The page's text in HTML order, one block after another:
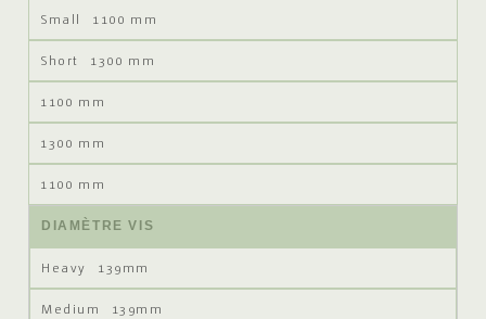
1100 mm
1300 mm
1100 mm
1300 mm
1100 mm
DIAMÈTRE VIS
139mm
139mm